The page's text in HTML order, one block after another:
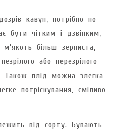
кавун, потрібно по
бути чітким і дзвінким,
більш зерниста,
або перезрілого
Також плід можна злегка
потріскування, сміливо
від сорту. Бувають